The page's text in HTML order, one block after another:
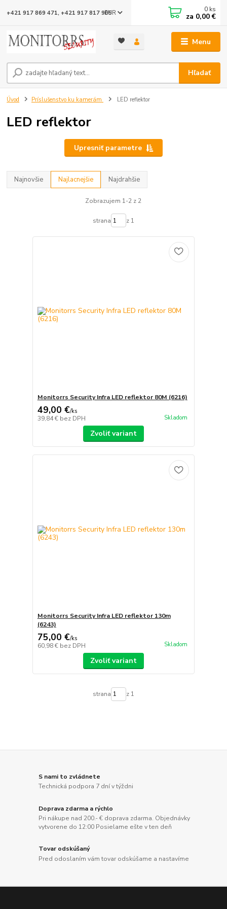
Menu
EUR
Hľadať
+421 917 869 471, +421 917 817 905 0 ks
za 0,00 €
Úvod Príslušenstvo ku kamerám LED reflektor
LED reflektor
Upresniť parametre
Najnovšie Najlacnejšie Najdrahšie
Zobrazujem 1-2 z 2
strana z 1
Monitorrs Security Infra LED reflektor 80M (6216)
49,00 €/ks
39,84 € bez DPH Skladom
Zvoliť variant
Monitorrs Security Infra LED reflektor 130m
(6243)
75,00 €/ks
60,98 € bez DPH Skladom
Zvoliť variant
strana z 1
S nami to zvládnete
Technická podpora 7 dní v týždni
Doprava zdarma a rýchlo
Pri nákupe nad 200.- € doprava zdarma. Objednávky
vytvorene do 12:00 Posielame ešte v ten deň
Tovar odskúšaný
Pred odoslaním vám tovar odskúšame a nastavíme